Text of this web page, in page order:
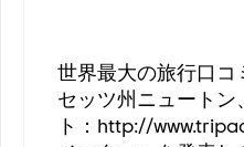
世界最大の旅行口コ
セッツ州ニュートン
ト：http://